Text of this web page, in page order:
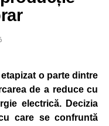
o parte dintre
de a reduce cu
electrică. Decizia
care se confruntă